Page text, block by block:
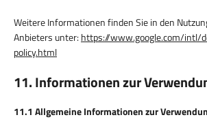
Weitere Informationen finden Sie in den
Anbieters unter: https://www.google.com/intl/
policy.html
11. Informationen zur
11.1 Allgemeine Informationen zur